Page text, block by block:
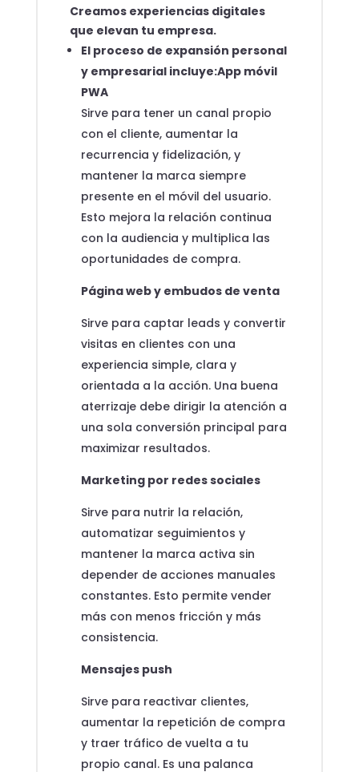
Creamos experiencias digitales
que elevan tu empresa.
El proceso de expansión personal
y empresarial incluye:App móvil
PWA
Sirve para tener un canal propio
con el cliente, aumentar la
recurrencia y fidelización, y
mantener la marca siempre
presente en el móvil del usuario.
Esto mejora la relación continua
con la audiencia y multiplica las
oportunidades de compra.
Página web y embudos de venta
Sirve para captar leads y convertir
visitas en clientes con una
experiencia simple, clara y
orientada a la acción. Una buena
aterrizaje debe dirigir la atención a
una sola conversión principal para
maximizar resultados.
Marketing por redes sociales
Sirve para nutrir la relación,
automatizar seguimientos y
mantener la marca activa sin
depender de acciones manuales
constantes. Esto permite vender
más con menos fricción y más
consistencia.
Mensajes push
Sirve para reactivar clientes,
aumentar la repetición de compra
y traer tráfico de vuelta a tu
propio canal. Es una palanca